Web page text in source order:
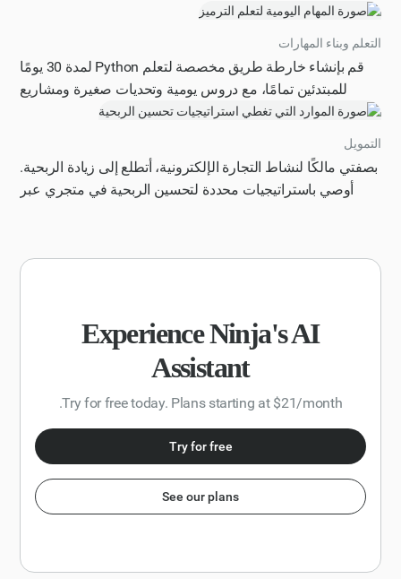
والانخفاضات والهوامش والأرباح في موقع ويب تفاعلي وأخبرني
بالتأثيرات المحتملة لتعرفة ترامب بالإضافة إلى الاستثمارات
المشتركة التي تم الإعلان عنها مؤخرًا مع المملكة العربية
السعودية وأعطني سيناريوهات ومستويات مخاطر مختلفة لأقرر
ما إذا كنت أستثمر مليون دولار في أسهمهم أم لا. اجعل الموقع
رائعًا ورائعًا وتفاعليًا للغاية
التعلم وبناء المهارات
قم بإنشاء خارطة طريق مخصصة لتعلم Python لمدة 30 يومًا
للمبتدئين تمامًا، مع دروس يومية وتحديات صغيرة ومشاريع
عطلة نهاية الأسبوع.
التمويل
بصفتي مالكًا لنشاط التجارة الإلكترونية، أتطلع إلى زيادة الربحية.
أوصي باستراتيجيات محددة لتحسين الربحية في متجري عبر
قائمة بما لا يقل عن 5 اقتراحات قابلة للتنفيذ، بما في ذلك النهج
التجاري. تأكد من أن التوصيات ذات صلة بمشهد التجارة
الإلكترونية الحالي وتأخذ في الاعتبار أحدث الاتجاهات وأفضل
Experience Ninja's AI
Assistant
Try for free today. Plans starting at $21/month.
Try for free
See our plans